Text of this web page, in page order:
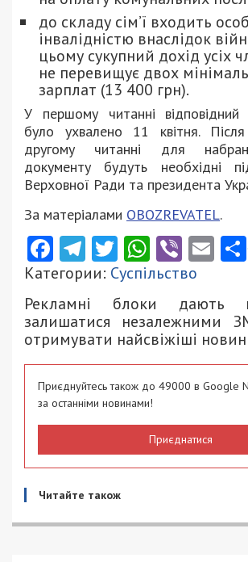
до складу сім’ї входить
інвалідністю внаслідок
цьому сукупний дохід усіх
не перевищує двох
зарплат (13 400 грн).
У першому читанні відповідний
було ухвалено 11 квітня.
другому читанні для
документу будуть необхідні
Верховної Ради та президента
За матеріалами OBOZREVATEL.
Facebook
Telegram
TwitterViber
Категории: Суспільство
Рекламні блоки дають
залишатися незалежними
отримувати найсвіжіші
Приєднуйтесь також до 49000 в Google
за останніми новинами!
Приєднатися
Читайте також